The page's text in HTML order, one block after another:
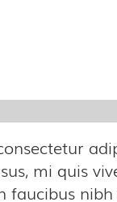
mi quis
faucibus